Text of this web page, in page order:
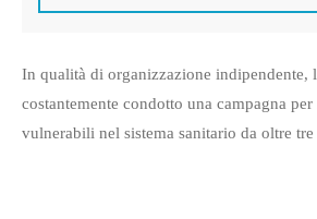
In qualità di organizzazione indipendente,
costantemente condotto una campagna
vulnerabili nel sistema sanitario da oltre tre